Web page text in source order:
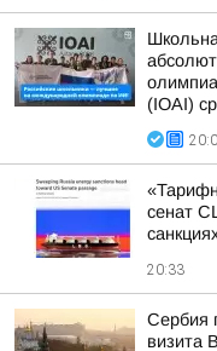
(IOAI)
сенат
20:33
Сербия
визита